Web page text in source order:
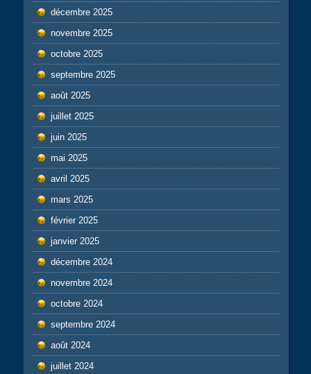
décembre 2025
novembre 2025
octobre 2025
septembre 2025
août 2025
juillet 2025
juin 2025
mai 2025
avril 2025
mars 2025
février 2025
janvier 2025
décembre 2024
novembre 2024
octobre 2024
septembre 2024
août 2024
juillet 2024